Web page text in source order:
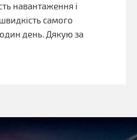
навантаження і
самого
день. Дякую за